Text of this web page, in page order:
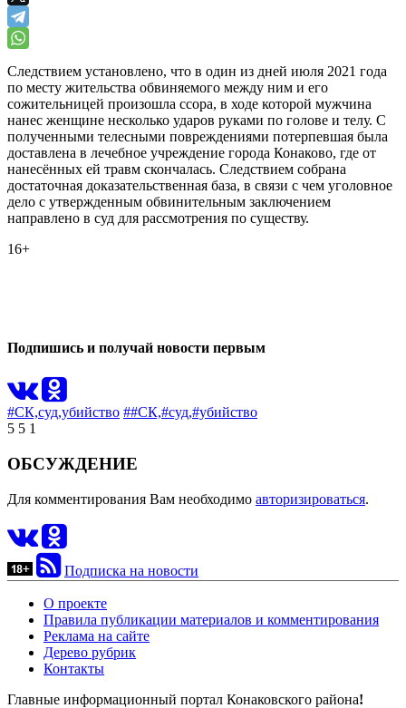
Следствием установлено, что в один из дней июля 2021 года
по месту жительства обвиняемого между ним и его
сожительницей произошла ссора, в ходе которой мужчина
нанес женщине несколько ударов руками по голове и телу. С
полученными телесными повреждениями потерпевшая была
доставлена в лечебное учреждение города Конаково, где от
нанесённых ей травм скончалась. Следствием собрана
достаточная доказательственная база, в связи с чем уголовное
дело с утвержденным обвинительным заключением
направлено в суд для рассмотрения по существу.
16+
Подпишись и получай новости первым
#СК,суд,убийство ##СК,#суд,#убийство
5 5 1
ОБСУЖДЕНИЕ
Для комментирования Вам необходимо авторизироваться.
Подписка на новости
О проекте
Правила публикации материалов и комментирования
Реклама на сайте
Дерево рубрик
Контакты
Главные информационный портал Конаковского района!